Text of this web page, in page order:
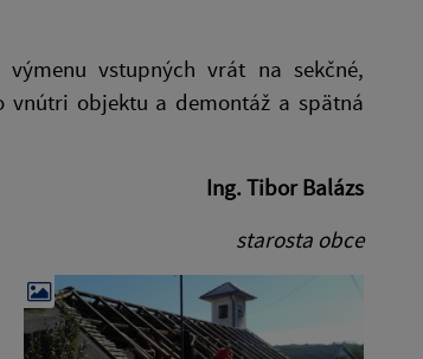
vstupných vrát na sekčné,
vnútri objektu a demontáž a spätná
Ing. Tibor Balázs
starosta obce